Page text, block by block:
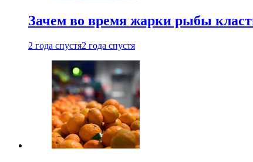
Зачем во время жарки рыбы
2 года спустя2 года спустя